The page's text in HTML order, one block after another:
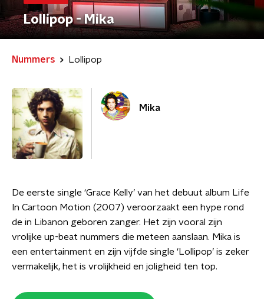
Lollipop - Mika
Nummers Lollipop
Mika
De eerste single ‘Grace Kelly’ van het debuut album Life
In Cartoon Motion (2007) veroorzaakt een hype rond
de in Libanon geboren zanger. Het zijn vooral zijn
vrolijke up-beat nummers die meteen aanslaan. Mika is
een entertainment en zijn vijfde single ‘Lollipop’ is zeker
vermakelijk, het is vrolijkheid en joligheid ten top.